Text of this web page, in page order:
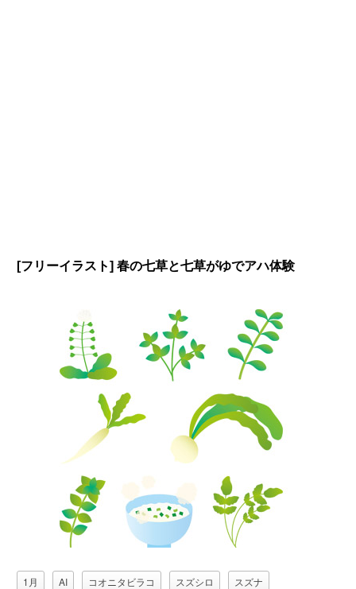
[フリーイラスト] 春の七草と七草がゆでアハ体験
1月 AI コオニタビラコ スズシロ スズナ